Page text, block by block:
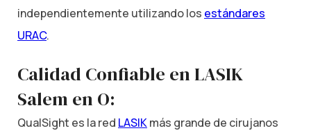
independientemente utilizando los estándares
URAC.
Calidad Confiable en LASIK
Salem en O:
QualSight es la red LASIKmás grande de cirujanos